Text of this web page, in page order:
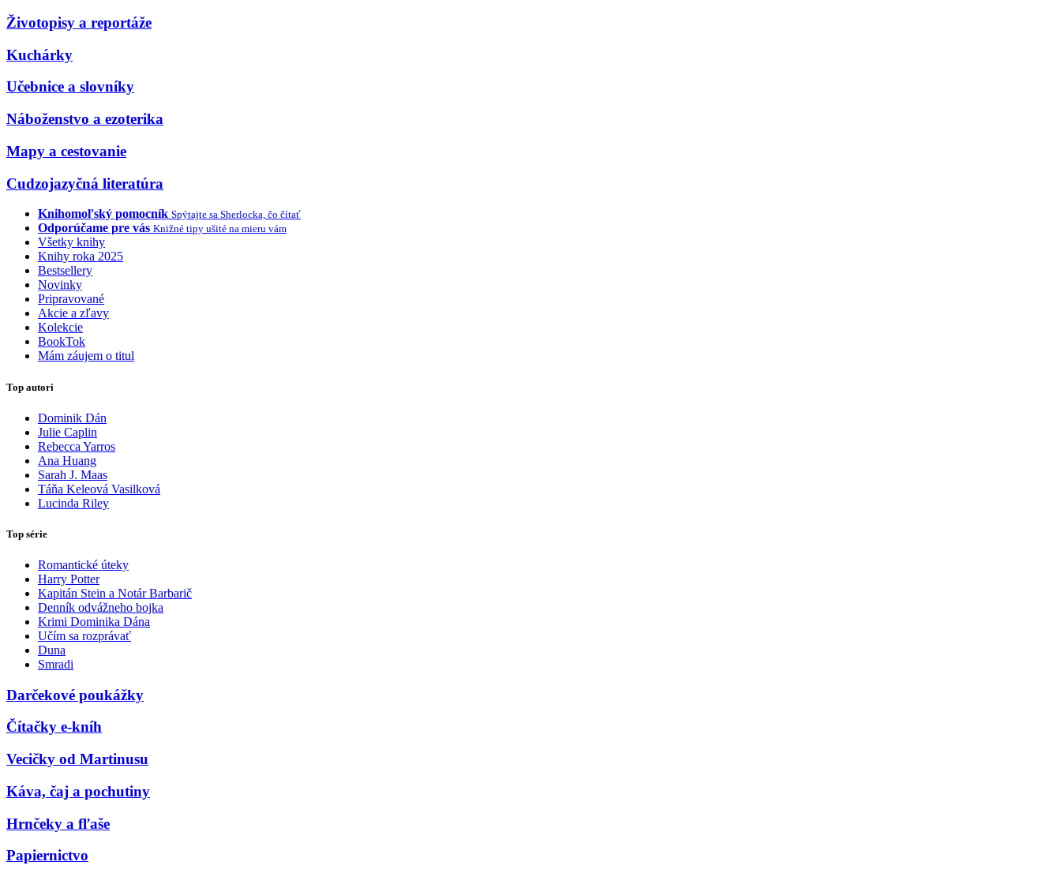
Životopisy a reportáže
Kuchárky
Učebnice a slovníky
Náboženstvo a ezoterika
Mapy a cestovanie
Cudzojazyčná literatúra
Knihomoľský pomocník Spýtajte sa Sherlocka, čo čítať
Odporúčame pre vás Knižné tipy ušité na mieru vám
Všetky knihy
Knihy roka 2025
Bestsellery
Novinky
Pripravované
Akcie a zľavy
Kolekcie
BookTok
Mám záujem o titul
Top autori
Dominik Dán
Julie Caplin
Rebecca Yarros
Ana Huang
Sarah J. Maas
Táňa Keleová Vasilková
Lucinda Riley
Top série
Romantické úteky
Harry Potter
Kapitán Stein a Notár Barbarič
Denník odvážneho bojka
Krimi Dominika Dána
Učím sa rozprávať
Duna
Smradi
Darčekové poukážky
Čítačky e-kníh
Vecičky od Martinusu
Káva, čaj a pochutiny
Hrnčeky a fľaše
Papiernictvo